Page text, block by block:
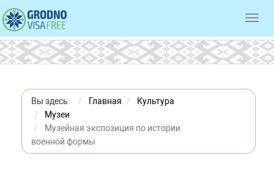
Вы здесь: Главная
Культура
Музеи
Музейная экспозиция по истории
военной формы